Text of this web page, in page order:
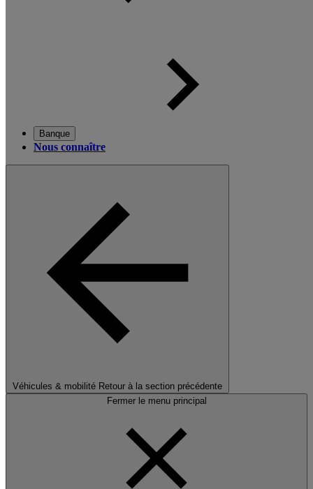
Banque
Nous connaître
Véhicules & mobilité Retour à la section précédente
Fermer le menu principal